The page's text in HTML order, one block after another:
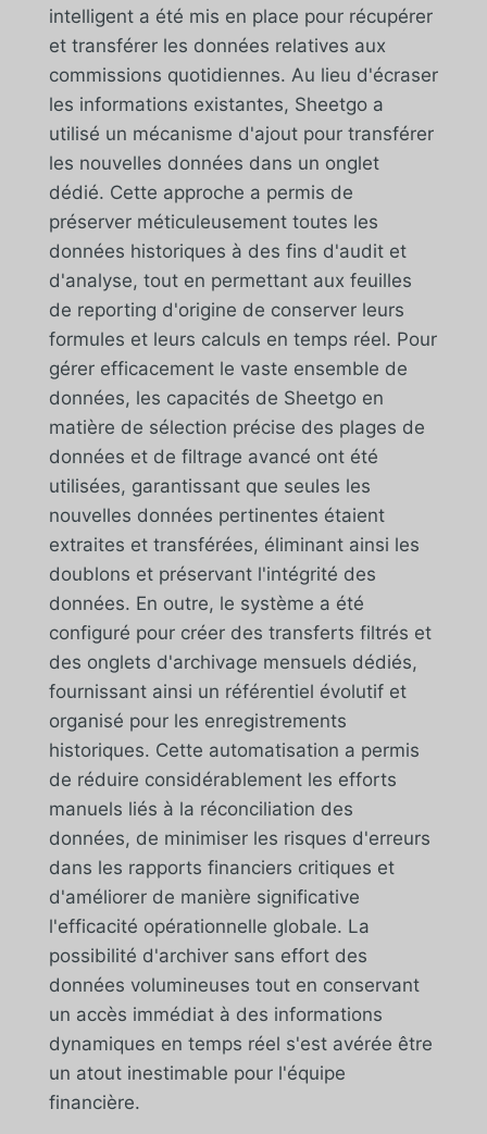
intelligent a été mis en place pour récupérer
et transférer les données relatives aux
commissions quotidiennes. Au lieu d'écraser
les informations existantes, Sheetgo a
utilisé un mécanisme d'ajout pour transférer
les nouvelles données dans un onglet
dédié. Cette approche a permis de
préserver méticuleusement toutes les
données historiques à des fins d'audit et
d'analyse, tout en permettant aux feuilles
de reporting d'origine de conserver leurs
formules et leurs calculs en temps réel. Pour
gérer efficacement le vaste ensemble de
données, les capacités de Sheetgo en
matière de sélection précise des plages de
données et de filtrage avancé ont été
utilisées, garantissant que seules les
nouvelles données pertinentes étaient
extraites et transférées, éliminant ainsi les
doublons et préservant l'intégrité des
données. En outre, le système a été
configuré pour créer des transferts filtrés et
des onglets d'archivage mensuels dédiés,
fournissant ainsi un référentiel évolutif et
organisé pour les enregistrements
historiques. Cette automatisation a permis
de réduire considérablement les efforts
manuels liés à la réconciliation des
données, de minimiser les risques d'erreurs
dans les rapports financiers critiques et
d'améliorer de manière significative
l'efficacité opérationnelle globale. La
possibilité d'archiver sans effort des
données volumineuses tout en conservant
un accès immédiat à des informations
dynamiques en temps réel s'est avérée être
un atout inestimable pour l'équipe
financière.